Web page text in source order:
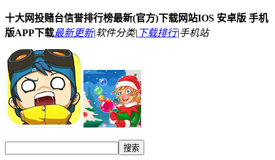
十大网投赌台信誉排行榜最新(官方)下载网站IOS 安卓版 手机
版APP下载最新更新|软件分类| 下载排行|手机站